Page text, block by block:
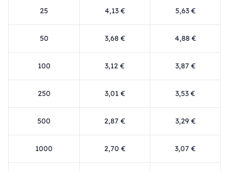
25 4,13 € 5,63 €
50 3,68 € 4,88 €
100 3,12 € 3,87 €
250 3,01 € 3,53 €
500 2,87 € 3,29 €
1000 2,70 € 3,07 €